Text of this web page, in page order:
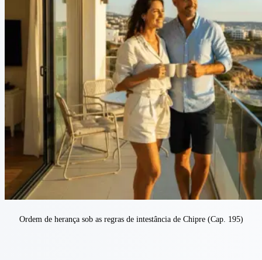
Ordem de herança sob as regras de intestância de Chipre (Cap. 195)